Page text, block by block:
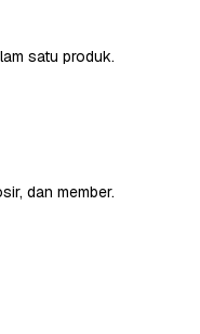
satu produk.
dan member.